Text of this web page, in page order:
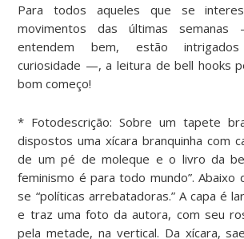
Para todos aqueles que se
movimentos das últimas
entendem bem, estão
curiosidade —, a leitura de bell hooks
bom começo!
* Fotodescrição: Sobre um tapete
dispostos uma xícara branquinha com
de um pé de moleque e o livro da
feminismo é para todo mundo”. Abaixo
se “políticas arrebatadoras.” A capa é
e traz uma foto da autora, com seu
pela metade, na vertical. Da xícara,